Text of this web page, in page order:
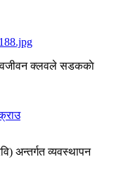
क्लवले सडककाे
अन्तर्गत व्यवस्थापन